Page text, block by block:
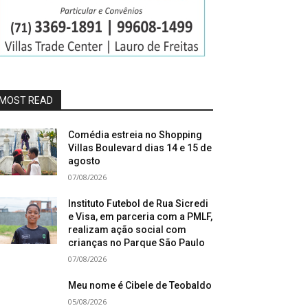
READ
Comédia estreia no Shopping
Villas Boulevard dias 14 e 15 de
agosto
07/08/2026
Instituto Futebol de Rua Sicredi
e Visa, em parceria com a PMLF,
realizam ação social com
crianças no Parque São Paulo
07/08/2026
Meu nome é Cibele de Teobaldo
05/08/2026